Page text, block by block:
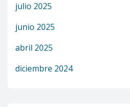
julio 2025
junio 2025
abril 2025
diciembre 2024